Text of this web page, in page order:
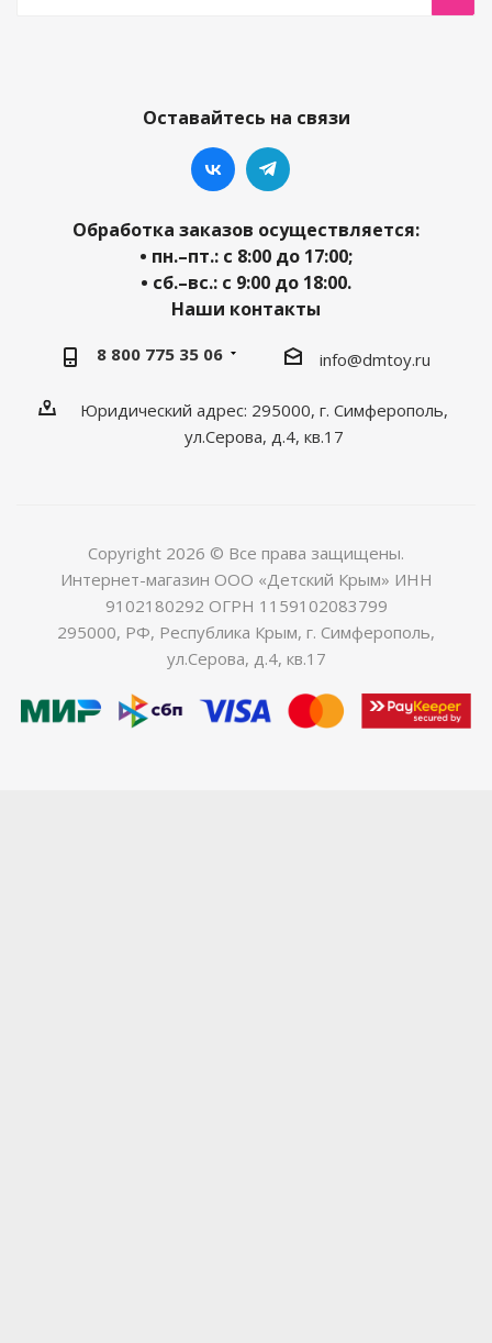
Оставайтесь на связи
Обработка заказов осуществляется:
• пн.–пт.: с 8:00 до 17:00;
• сб.–вс.: с 9:00 до 18:00.
Наши контакты
8 800 775 35 06 info@dmtoy.ru
Юридический адрес: 295000, г. Симферополь,
ул.Серова, д.4, кв.17
Copyright 2026 © Все права защищены.
Интернет-магазин ООО «Детский Крым» ИНН
9102180292 ОГРН 1159102083799
295000, РФ, Республика Крым, г. Симферополь,
ул.Серова, д.4, кв.17